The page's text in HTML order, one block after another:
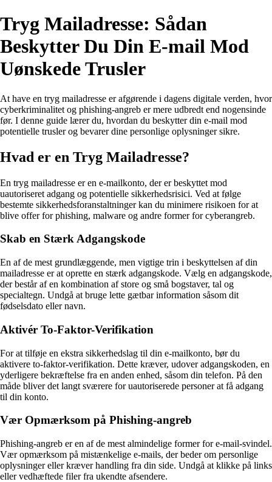
Tryg Mailadresse: Sådan
Beskytter Du Din E-mail Mod
Uønskede Trusler
At have en tryg mailadresse er afgørende i dagens digitale verden, hvor
cyberkriminalitet og phishing-angreb er mere udbredt end nogensinde
før. I denne guide lærer du, hvordan du beskytter din e-mail mod
potentielle trusler og bevarer dine personlige oplysninger sikre.
Hvad er en Tryg Mailadresse?
En tryg mailadresse er en e-mailkonto, der er beskyttet mod
uautoriseret adgang og potentielle sikkerhedsrisici. Ved at følge
bestemte sikkerhedsforanstaltninger kan du minimere risikoen for at
blive offer for phishing, malware og andre former for cyberangreb.
Skab en Stærk Adgangskode
En af de mest grundlæggende, men vigtige trin i beskyttelsen af din
mailadresse er at oprette en stærk adgangskode. Vælg en adgangskode,
der består af en kombination af store og små bogstaver, tal og
specialtegn. Undgå at bruge lette gætbar information såsom dit
fødselsdato eller navn.
Aktivér To-Faktor-Verifikation
For at tilføje en ekstra sikkerhedslag til din e-mailkonto, bør du
aktivere to-faktor-verifikation. Dette kræver, udover adgangskoden, en
yderligere bekræftelse fra en anden enhed, såsom din telefon. På den
måde bliver det langt sværere for uautoriserede personer at få adgang
til din konto.
Vær Opmærksom på Phishing-angreb
Phishing-angreb er en af de mest almindelige former for e-mail-svindel.
Vær opmærksom på mistænkelige e-mails, der beder om personlige
oplysninger eller kræver handling fra din side. Undgå at klikke på links
eller vedhæftede filer fra ukendte afsendere.